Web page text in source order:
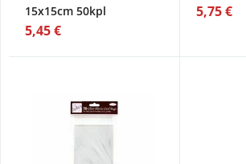
15x15cm 50kpl
5,45 €
5,75 €